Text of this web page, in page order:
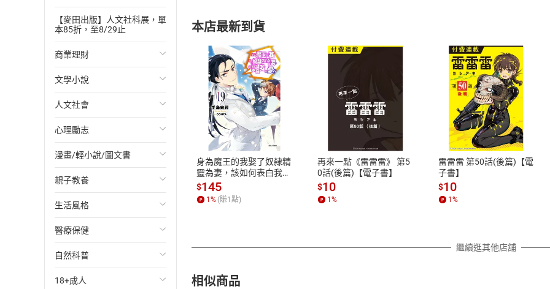
【麥田出版】人文社科展，單
本85折，至8/29止
商業理財
投資理財
經濟/趨勢
財務/金融
管理/領導
職場工作術
成功法
行銷/廣告
傳記
商務/商學
文學小說
歐美文學
日本文學
韓國文學
華文文學
經典文學
成長/家庭生活小說
懸疑/推理小說
科幻/奇幻小說
人文社會
國際關係
政治
社會科學
台灣/中國歷史
日/韓歷史
其他歷史/史學
法律
心理勵志
心靈成長/情緒
人際關係
兩性關係
心理學
漫畫/輕小說/圖文書
輕小說
奇幻/科幻
愛情故事
職場/社會寫實
懸疑/推理
親子教養
教育現場
兒童文學/故事
兒童科普/學習
育兒百科
生活風格
飲食/食譜
健身/美顏
運動/遊戲
醫療保健
健康/養生
常見疾病
自然科普
生物科學
18+成人
付款方式
ATM轉帳、信用卡、LINE PAY、AFTEE
退換貨規範
本店是否提供消費者保護法七日猶
之權利，遽消費者保護法及通訊交
除權合理例外情事適用準則，依商
質各有不同規定。詳細退換貨說明
照各商品說明。
本店最新到貨
身為魔王的我娶了奴隸精
靈為妻，該如何表白我的
愛？(19)【電子書】
$145
1 % (賺1 點)
再來一點《雷雷雷》 第5
0話(後篇)【電子書】
$10
1 %
雷雷雷 第50話(後篇)【電
子書】
$10
1 %
繼續逛其他店舖
相似商品